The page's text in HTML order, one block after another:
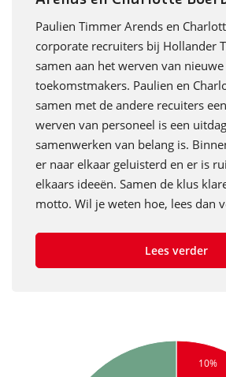
Paulien Timmer Arends en
corporate recruiters bij Hollander
samen aan het werven van nieuwe
toekomstmakers. Paulien en
samen met de andere recuiters
werven van personeel is een
samenwerken van belang is.
er naar elkaar geluisterd en er is
elkaars ideeën. Samen de klus
motto. Wil je weten hoe, lees dan
Lees verder
10%